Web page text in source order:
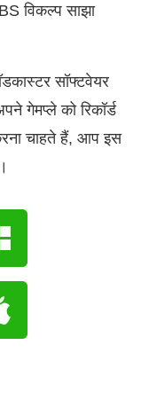
विकल्प साझा
सॉफ्टवेयर
गेमप्ले को रिकॉर्ड
चाहते हैं, आप इस